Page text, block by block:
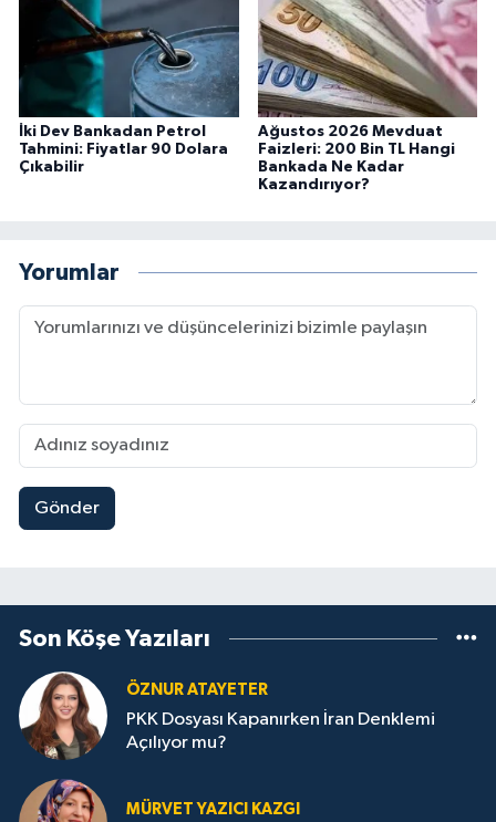
İki Dev Bankadan Petrol
Tahmini: Fiyatlar 90 Dolara
Çıkabilir
Ağustos 2026 Mevduat
Faizleri: 200 Bin TL Hangi
Bankada Ne Kadar
Kazandırıyor?
Yorumlar
Gönder
Son Köşe Yazıları
ÖZNUR ATAYETER
PKK Dosyası Kapanırken İran Denklemi
Açılıyor mu?
MÜRVET YAZICI KAZGI